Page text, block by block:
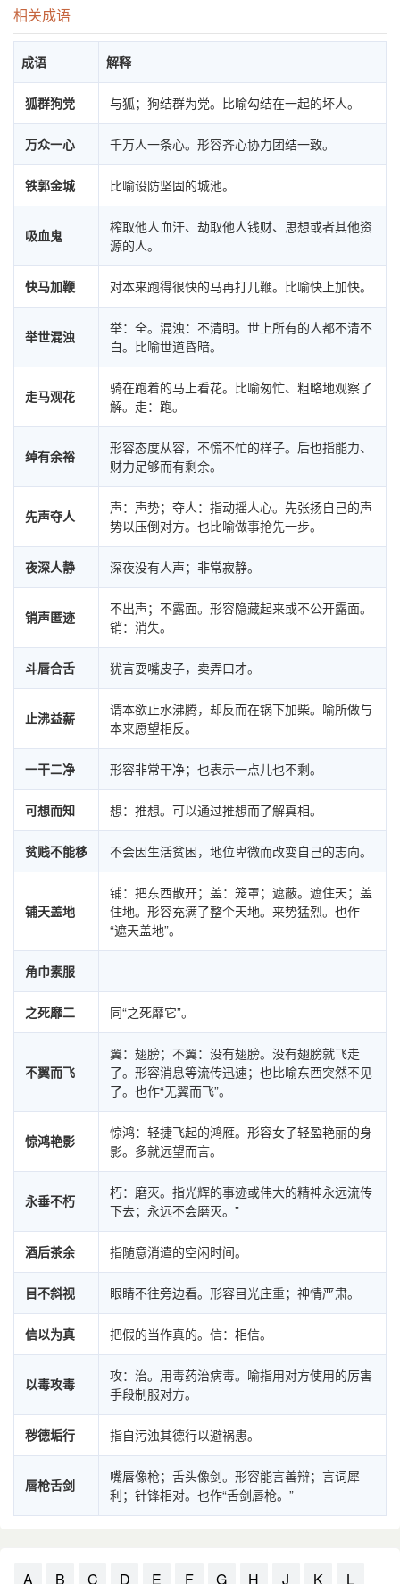
相关成语
成语 解释
狐群狗党 与狐；狗结群为党。比喻勾结在一起的坏人。
万众一心 千万人一条心。形容齐心协力团结一致。
铁郭金城 比喻设防坚固的城池。
吸血鬼
榨取他人血汗、劫取他人钱财、思想或者其他资
源的人。
快马加鞭 对本来跑得很快的马再打几鞭。比喻快上加快。
举世混浊
举：全。混浊：不清明。世上所有的人都不清不
白。比喻世道昏暗。
走马观花
骑在跑着的马上看花。比喻匆忙、粗略地观察了
解。走：跑。
绰有余裕
形容态度从容，不慌不忙的样子。后也指能力、
财力足够而有剩余。
先声夺人
声：声势；夺人：指动摇人心。先张扬自己的声
势以压倒对方。也比喻做事抢先一步。
夜深人静 深夜没有人声；非常寂静。
销声匿迹
不出声；不露面。形容隐藏起来或不公开露面。
销：消失。
斗唇合舌 犹言耍嘴皮子，卖弄口才。
止沸益薪
谓本欲止水沸腾，却反而在锅下加柴。喻所做与
本来愿望相反。
一干二净 形容非常干净；也表示一点儿也不剩。
可想而知 想：推想。可以通过推想而了解真相。
贫贱不能移 不会因生活贫困，地位卑微而改变自己的志向。
铺天盖地
铺：把东西散开；盖：笼罩；遮蔽。遮住天；盖
住地。形容充满了整个天地。来势猛烈。也作
“遮天盖地”。
角巾素服
之死靡二 同“之死靡它”。
不翼而飞
翼：翅膀；不翼：没有翅膀。没有翅膀就飞走
了。形容消息等流传迅速；也比喻东西突然不见
了。也作“无翼而飞”。
惊鸿艳影
惊鸿：轻捷飞起的鸿雁。形容女子轻盈艳丽的身
影。多就远望而言。
永垂不朽
朽：磨灭。指光辉的事迹或伟大的精神永远流传
下去；永远不会磨灭。”
酒后茶余 指随意消遣的空闲时间。
目不斜视 眼睛不往旁边看。形容目光庄重；神情严肃。
信以为真 把假的当作真的。信：相信。
以毒攻毒
攻：治。用毒药治病毒。喻指用对方使用的厉害
手段制服对方。
秽德垢行 指自污浊其德行以避祸患。
唇枪舌剑
嘴唇像枪；舌头像剑。形容能言善辩；言词犀
利；针锋相对。也作“舌剑唇枪。”
A B C D E F G H J K L